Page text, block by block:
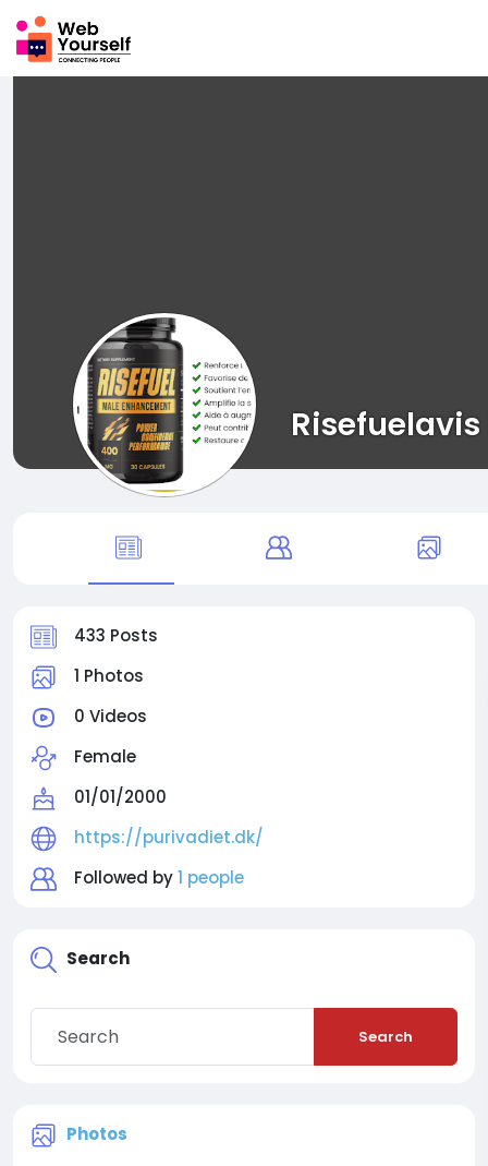
433 Posts
1 Photos
0 Videos
Female
01/01/2000
https://purivadiet.dk/
Followed by1 people
Search
Search
Photos